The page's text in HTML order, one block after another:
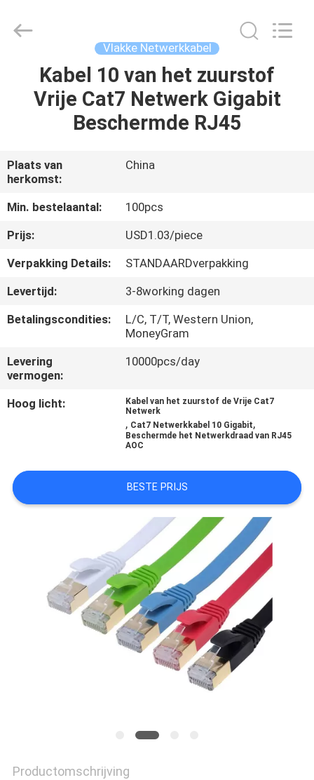
HUIS
PRODUCTEN
ONGEVEER
ONS
FABRIEKSREIS
SITEMAP
PRIVACY
Rights
Vlakke Netwerkkabel
Kabel 10 van het zuurstof
Vrije Cat7 Netwerk Gigabit
Beschermde RJ45
Plaats van
herkomst:
China
Min. bestelaantal:
100pcs
Prijs:
USD1.03/piece
Verpakking Details:
STANDAARDverpakking
Levertijd:
3-8working dagen
Betalingscondities:
L/C, T/T, Western Union,
MoneyGram
Levering
vermogen:
10000pcs/day
Hoog licht:
Kabel van het zuurstof de Vrije Cat7
Netwerk
, Cat7 Netwerkkabel 10 Gigabit,
Beschermde het Netwerkdraad van RJ45
AOC
BESTE PRIJS
Productomschrijving